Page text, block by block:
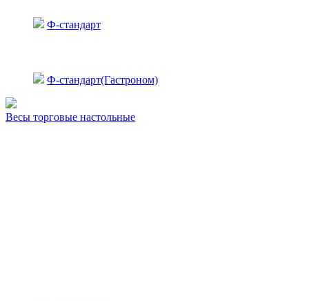
Ф-стандарт
Ф-стандарт(Гастроном)
Весы торговые настольные